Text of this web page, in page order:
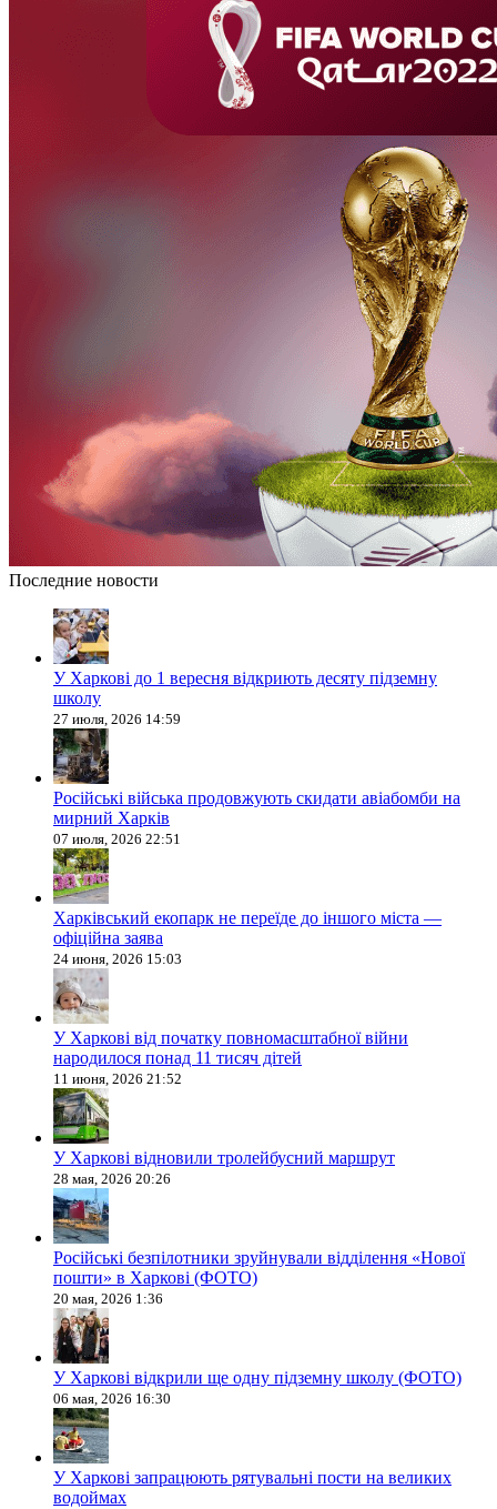
Последние новости
У Харкові до 1 вересня відкриють десяту підземну
школу
27 июля, 2026 14:59
Російські війська продовжують скидати авіабомби на
мирний Харків
07 июля, 2026 22:51
Харківський екопарк не переїде до іншого міста —
офіційна заява
24 июня, 2026 15:03
У Харкові від початку повномасштабної війни
народилося понад 11 тисяч дітей
11 июня, 2026 21:52
У Харкові відновили тролейбусний маршрут
28 мая, 2026 20:26
Російські безпілотники зруйнували відділення «Нової
пошти» в Харкові (ФОТО)
20 мая, 2026 1:36
У Харкові відкрили ще одну підземну школу (ФОТО)
06 мая, 2026 16:30
У Харкові запрацюють рятувальні пости на великих
водоймах